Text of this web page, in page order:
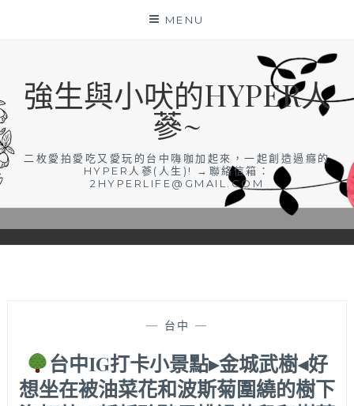
MENU
強生與小吠的HYPER人
蔘~
二枚愛拍愛吃又愛玩的台中嗨咖加起來，一起創造過癮的
HYPER人蔘(人生)! →聯絡信箱：
2HYPERLIFE@GMAIL.COM
— 台中 —
台中IG打卡小景點▸金城武樹◂好
想坐在被油菜花和波斯菊圍繞的樹下